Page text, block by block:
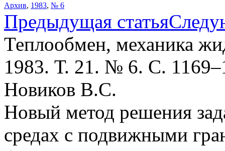
Архив, 1983, № 6
Предыдущая статья
Теплообмен, механика
1983. Т. 21. № 6. С.
Новиков В.С.
Новый метод решения
средах с подвижными